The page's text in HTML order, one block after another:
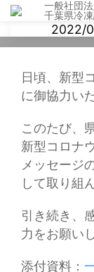
一般社団法
千葉県冷
2022/
日頃、新型
に御協力い
このたび、
新型コロナ
メッセージ
して取り組
引き続き、
力をお願い
添付資料：